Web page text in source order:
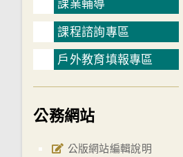
課程諮詢專區
戶外教育填報專區
公務網站
公版網站編輯說明